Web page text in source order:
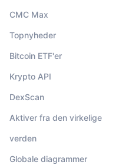
CMC Max
Topnyheder
Bitcoin ETF'er
Krypto API
DexScan
Aktiver fra den virkelige
verden
Globale diagrammer